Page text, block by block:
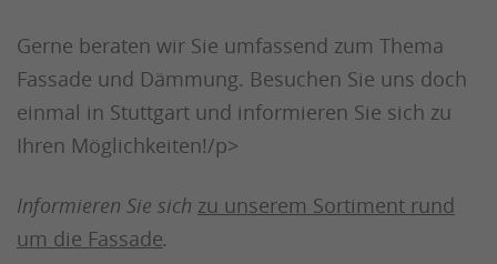
Gerne beraten wir Sie umfassend zum Thema
Fassade und Dämmung. Besuchen Sie uns doch
einmal in Stuttgart und informieren Sie sich zu
Ihren Möglichkeiten!/p>
Informieren Sie sich zu unserem Sortiment rund
um die Fassade.